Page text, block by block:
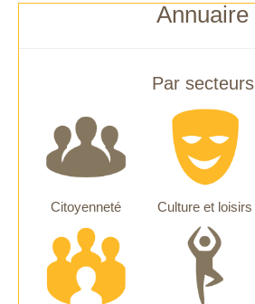
Annuaire
Par secteurs
Citoyenneté Culture et loisirs